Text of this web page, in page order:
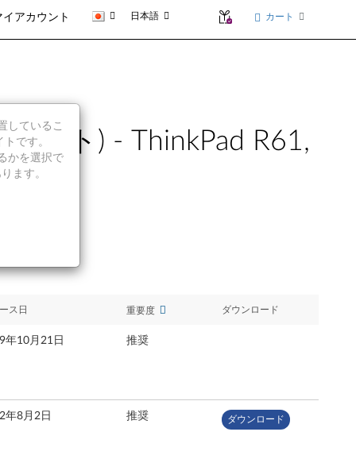
イアカウント 日本語 カート
ット) - ThinkPad R61,
ス日 重要度 ダウンロード
年10月21日 推奨
年8月2日 推奨 ダウンロード
しているこ
です。
かを選択で
ます。